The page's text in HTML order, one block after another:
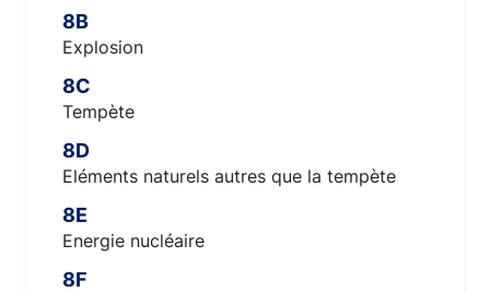
8B
Explosion
8C
Tempète
8D
Eléments naturels autres que la tempète
8E
Energie nucléaire
8F